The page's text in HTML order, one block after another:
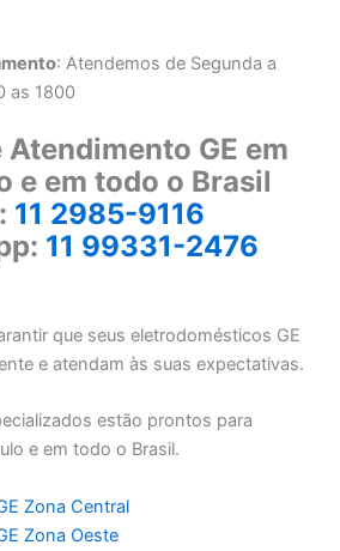
: Atendemos de Segunda a
as 1800
GE em
e em todo o Brasil
11 2985-9116
11 99331-2476
que seus eletrodomésticos GE
e atendam às suas expectativas.
estão prontos para
e em todo o Brasil.
Zona Central
Zona Oeste